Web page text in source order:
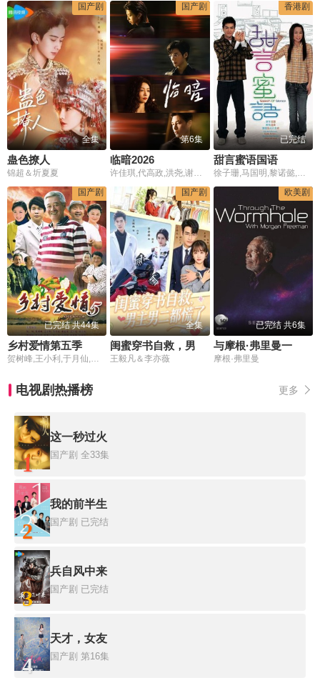
国产剧
全集
蛊色撩人
锦超＆圻夏夏
国产剧
第6集
临暗2026
许佳琪,代高政,洪尧,谢洱,刘轩丞
香港剧
已完结
甜言蜜语国语
徐子珊,马国明,黎诺懿,姚子羚,苑琼丹,黄智贤
国产剧
已完结 共44集
乡村爱情第五季
贺树峰,王小利,于月仙,毕畅,赵本山
国产剧
全集
王毅凡＆李亦薇
欧美剧
已完结 共6集
与摩根·弗里曼一起穿越虫洞第六季
摩根·弗里曼
电视剧热播榜 更多
1
这一秒过火
国产剧 全33集
2
我的前半生
国产剧 已完结
3
兵自风中来
国产剧 已完结
4
天才，女友
国产剧 第16集